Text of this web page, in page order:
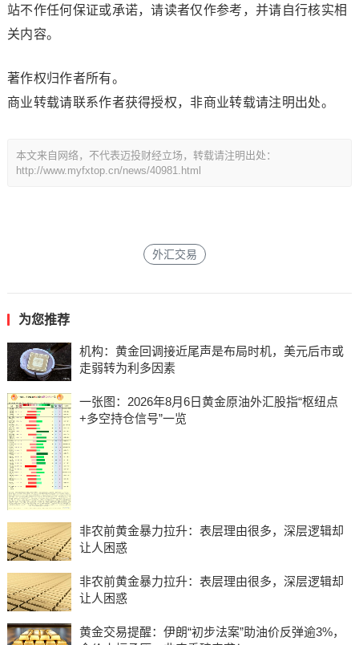
站不作任何保证或承诺，请读者仅作参考，并请自行核实相
关内容。
著作权归作者所有。
商业转载请联系作者获得授权，非商业转载请注明出处。
本文来自网络，不代表迈投财经立场，转载请注明出处：
http://www.myfxtop.cn/news/40981.html
外汇交易
为您推荐
机构：黄金回调接近尾声是布局时机，美元后市或
走弱转为利多因素
一张图：2026年8月6日黄金原油外汇股指“枢纽点
+多空持仓信号”一览
非农前黄金暴力拉升：表层理由很多，深层逻辑却
让人困惑
非农前黄金暴力拉升：表层理由很多，深层逻辑却
让人困惑
黄金交易提醒：伊朗“初步法案”助油价反弹逾3%，